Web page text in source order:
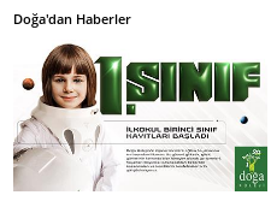
Doğa'dan Haberler